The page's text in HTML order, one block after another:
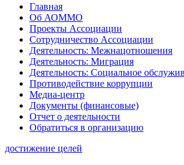
Главная
Об АОММО
Проекты Ассоциации
Сотрудничество Ассоциации
Деятельность: Межнацотношения
Деятельность: Миграция
Деятельность: Социальное
Противодействие коррупции
Медиа-центр
Документы (финансовые)
Отчет о деятельности
Обратиться в организацию
достижение целей